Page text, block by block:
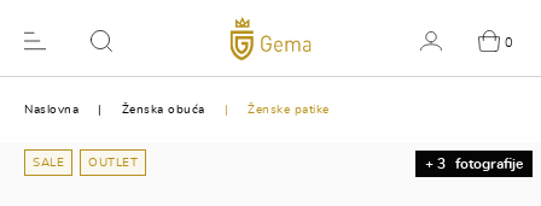
0
Naslovna Ženska obuća Ženske patike
+ 3 fotografije
SALE OUTLET